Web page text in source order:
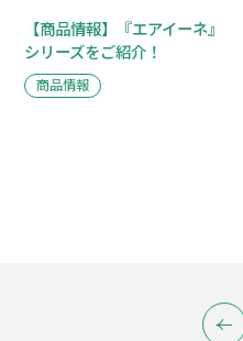
【商品情報】『エアイーネ』
シリーズをご紹介！
商品情報